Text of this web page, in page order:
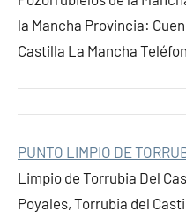
la Mancha Provincia:
Castilla La Mancha
PUNTO LIMPIO DE
Limpio de Torrubia Del
Poyales, Torrubia del